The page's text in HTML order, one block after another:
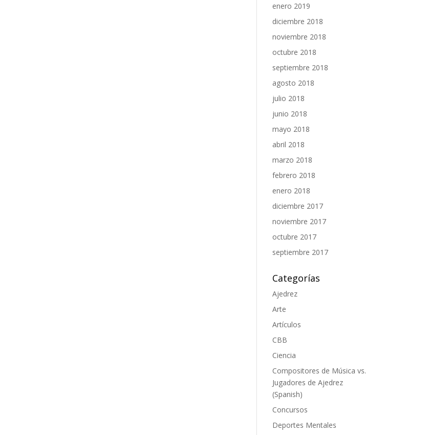
enero 2019
diciembre 2018
noviembre 2018
octubre 2018
septiembre 2018
agosto 2018
julio 2018
junio 2018
mayo 2018
abril 2018
marzo 2018
febrero 2018
enero 2018
diciembre 2017
noviembre 2017
octubre 2017
septiembre 2017
Categorías
Ajedrez
Arte
Artículos
CBB
Ciencia
Compositores de Música vs.
Jugadores de Ajedrez
(Spanish)
Concursos
Deportes Mentales